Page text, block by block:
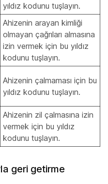
yıldız kodunu tuşlayın.
Ahizenin arayan kimliği
olmayan çağrıları almasına
izin vermek için bu yıldız
kodunu tuşlayın.
Ahizenin çalmaması için bu
yıldız kodunu tuşlayın.
Ahizenin zil çalmasına izin
vermek için bu yıldız
kodunu tuşlayın.
geri getirme